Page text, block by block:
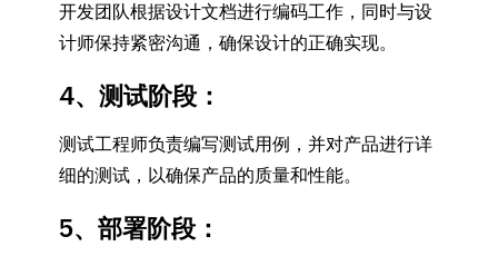
开发团队根据设计文档进行编码工作，同时与设
计师保持紧密沟通，确保设计的正确实现。
4、测试阶段：
测试工程师负责编写测试用例，并对产品进行详
细的测试，以确保产品的质量和性能。
5、部署阶段：